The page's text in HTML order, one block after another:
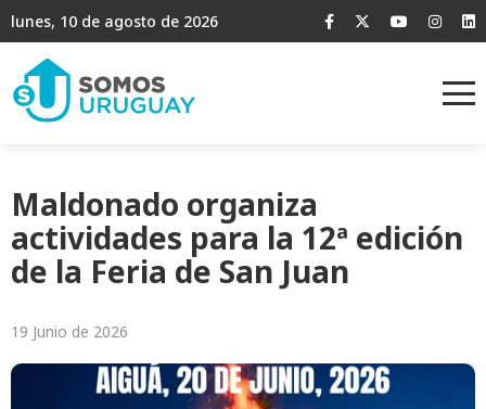
lunes, 10 de agosto de 2026
Maldonado organiza
actividades para la 12ª edición
de la Feria de San Juan
19 Junio de 2026